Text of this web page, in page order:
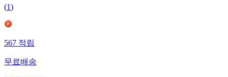
(1)
567적립
무료배송